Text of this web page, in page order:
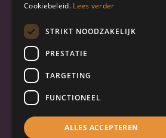
Garantie en reparatie
Annuleren of retourneren
Over TrueBase
Over TrueBase
Privacy en voorwaarden
Algemene voorwaarden (zakelijk)
Reviews van klanten
Mobile-Harddisk.nl
Cookiebeleid. Lees verder
STRIKT NOODZAKELIJK
PRESTATIE
TARGETING
FUNCTIONEEL
ALLES ACCEPTEREN